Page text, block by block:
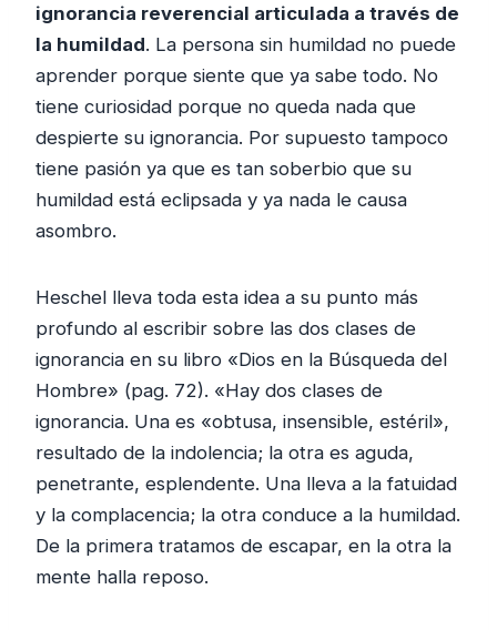
ignorancia reverencial articulada a través de
la humildad. La persona sin humildad no puede
aprender porque siente que ya sabe todo. No
tiene curiosidad porque no queda nada que
despierte su ignorancia. Por supuesto tampoco
tiene pasión ya que es tan soberbio que su
humildad está eclipsada y ya nada le causa
asombro.
Heschel lleva toda esta idea a su punto más
profundo al escribir sobre las dos clases de
ignorancia en su libro «Dios en la Búsqueda del
Hombre» (pag. 72). «Hay dos clases de
ignorancia. Una es «obtusa, insensible, estéril»,
resultado de la indolencia; la otra es aguda,
penetrante, esplendente. Una lleva a la fatuidad
y la complacencia; la otra conduce a la humildad.
De la primera tratamos de escapar, en la otra la
mente halla reposo.